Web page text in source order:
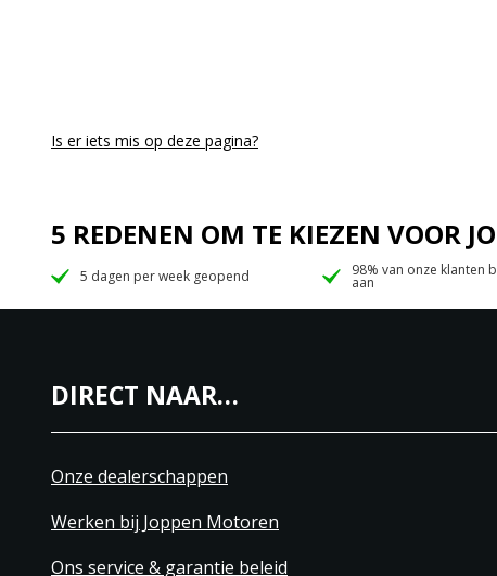
Is er iets mis op deze pagina?
5 REDENEN OM TE KIEZEN VOOR
5 dagen per week geopend 98% van onze klanten
aan
DIRECT NAAR…
Onze dealerschappen
Werken bij Joppen Motoren
Ons service & garantie beleid